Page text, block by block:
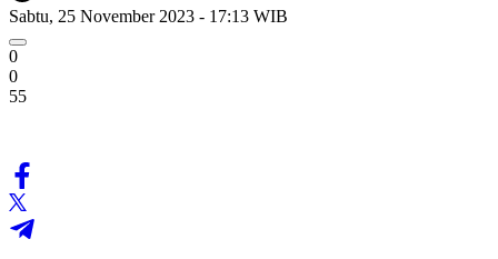
Sabtu, 25 November 2023 - 17:13 WIB
0
0
55